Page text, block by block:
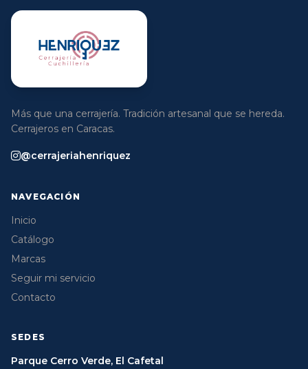
Más que una cerrajería. Tradición artesanal que se hereda.
Cerrajeros en Caracas.
@cerrajeriahenriquez
NAVEGACIÓN
Inicio
Catálogo
Marcas
Seguir mi servicio
Contacto
SEDES
Parque Cerro Verde, El Cafetal